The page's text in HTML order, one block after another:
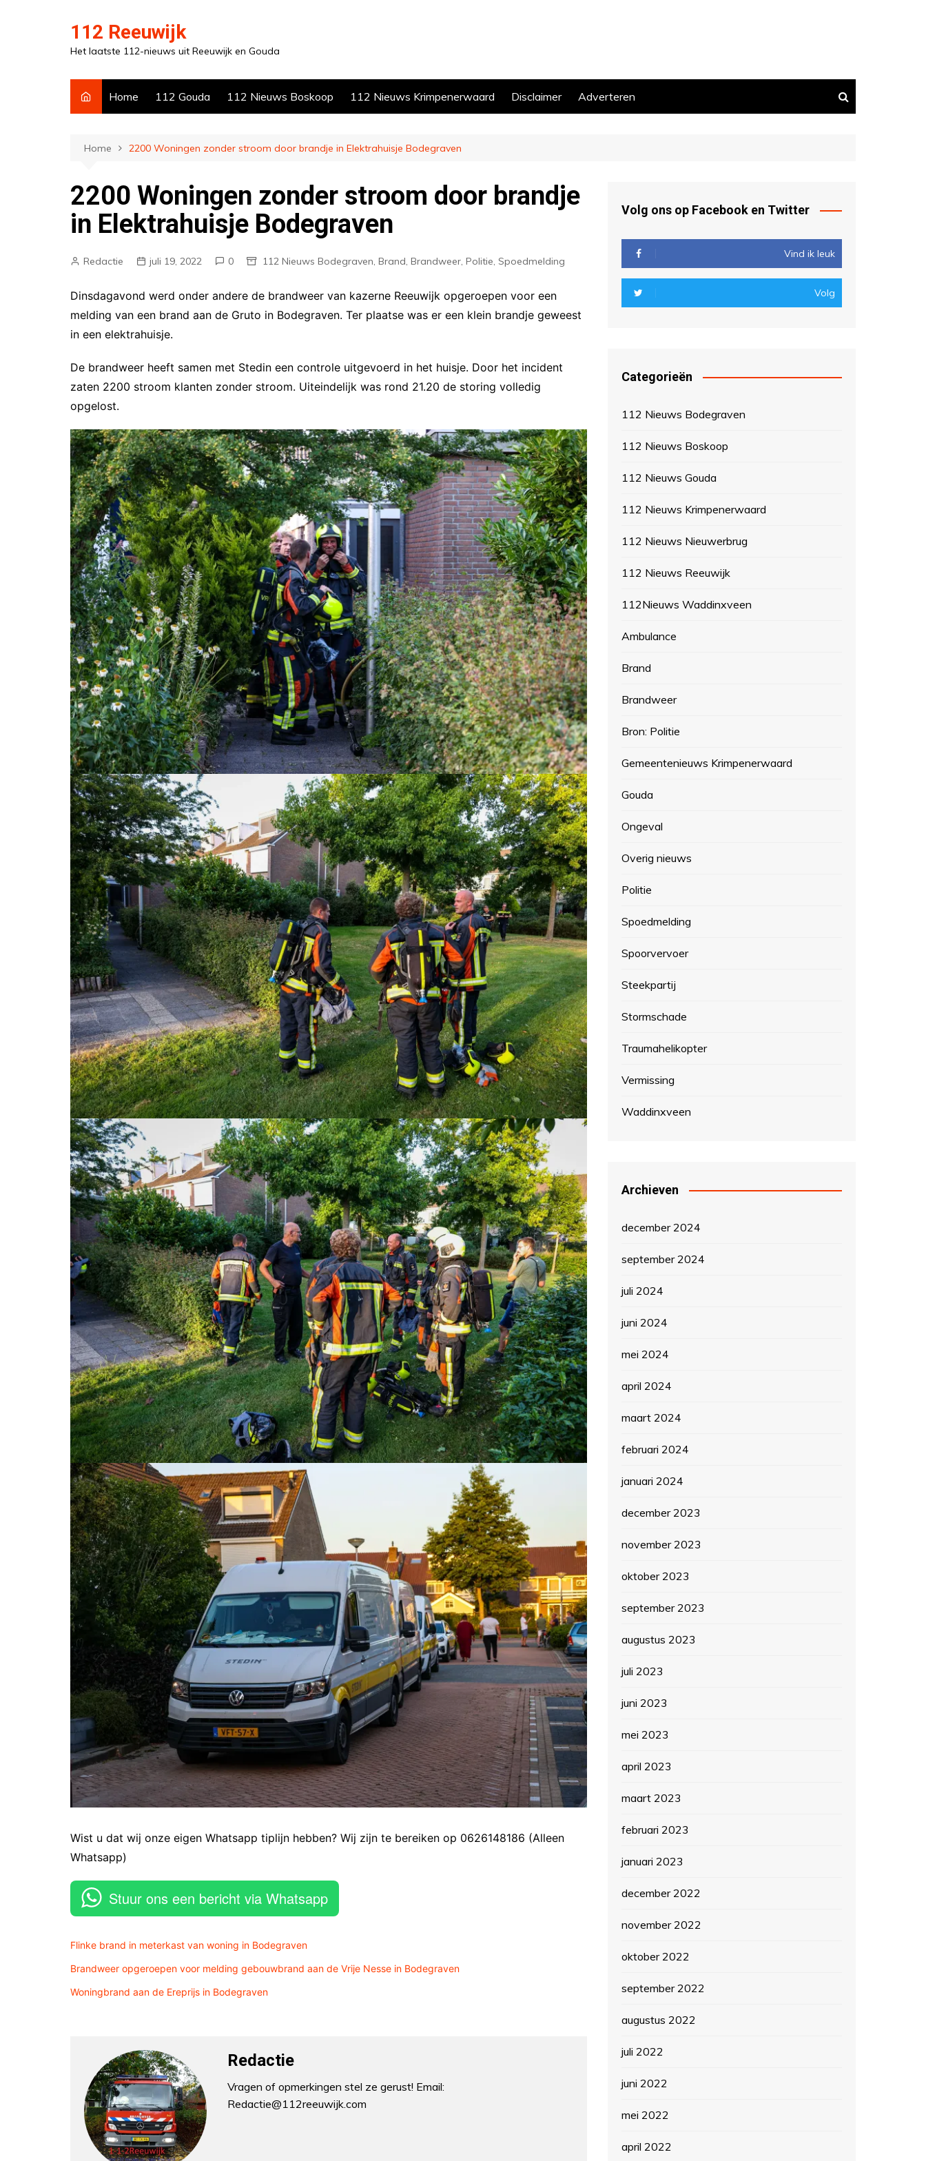
112 Reeuwijk
Het laatste 112-nieuws uit Reeuwijk en Gouda
Home 112 Gouda 112 Nieuws Boskoop 112 Nieuws Krimpenerwaard Disclaimer Adverteren
Home 2200 Woningen zonder stroom door brandje in Elektrahuisje Bodegraven
2200 Woningen zonder stroom door brandje
in Elektrahuisje Bodegraven
Redactie juli 19, 2022 0 112 Nieuws Bodegraven, Brand, Brandweer, Politie, Spoedmelding
Dinsdagavond werd onder andere de brandweer van kazerne Reeuwijk opgeroepen voor een
melding van een brand aan de Gruto in Bodegraven. Ter plaatse was er een klein brandje geweest
in een elektrahuisje.
De brandweer heeft samen met Stedin een controle uitgevoerd in het huisje. Door het incident
zaten 2200 stroom klanten zonder stroom. Uiteindelijk was rond 21.20 de storing volledig
opgelost.
Wist u dat wij onze eigen Whatsapp tiplijn hebben? Wij zijn te bereiken op 0626148186 (Alleen
Whatsapp)
Stuur ons een bericht via Whatsapp
Flinke brand in meterkast van woning in Bodegraven
Brandweer opgeroepen voor melding gebouwbrand aan de Vrije Nesse in Bodegraven
Woningbrand aan de Ereprijs in Bodegraven
Redactie
Vragen of opmerkingen stel ze gerust! Email:
Redactie@112reeuwijk.com
Volg ons op Facebook en Twitter
Vind ik leuk
Volg
Categorieën
112 Nieuws Bodegraven
112 Nieuws Boskoop
112 Nieuws Gouda
112 Nieuws Krimpenerwaard
112 Nieuws Nieuwerbrug
112 Nieuws Reeuwijk
112Nieuws Waddinxveen
Ambulance
Brand
Brandweer
Bron: Politie
Gemeentenieuws Krimpenerwaard
Gouda
Ongeval
Overig nieuws
Politie
Spoedmelding
Spoorvervoer
Steekpartij
Stormschade
Traumahelikopter
Vermissing
Waddinxveen
Archieven
december 2024
september 2024
juli 2024
juni 2024
mei 2024
april 2024
maart 2024
februari 2024
januari 2024
december 2023
november 2023
oktober 2023
september 2023
augustus 2023
juli 2023
juni 2023
mei 2023
april 2023
maart 2023
februari 2023
januari 2023
december 2022
november 2022
oktober 2022
september 2022
augustus 2022
juli 2022
juni 2022
mei 2022
april 2022